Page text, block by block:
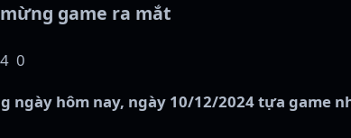
game ra mắt
0
ngày hôm nay, ngày 10/12/2024 tựa game